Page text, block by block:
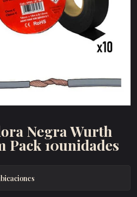
Negra Wurth
Pack 10unidades